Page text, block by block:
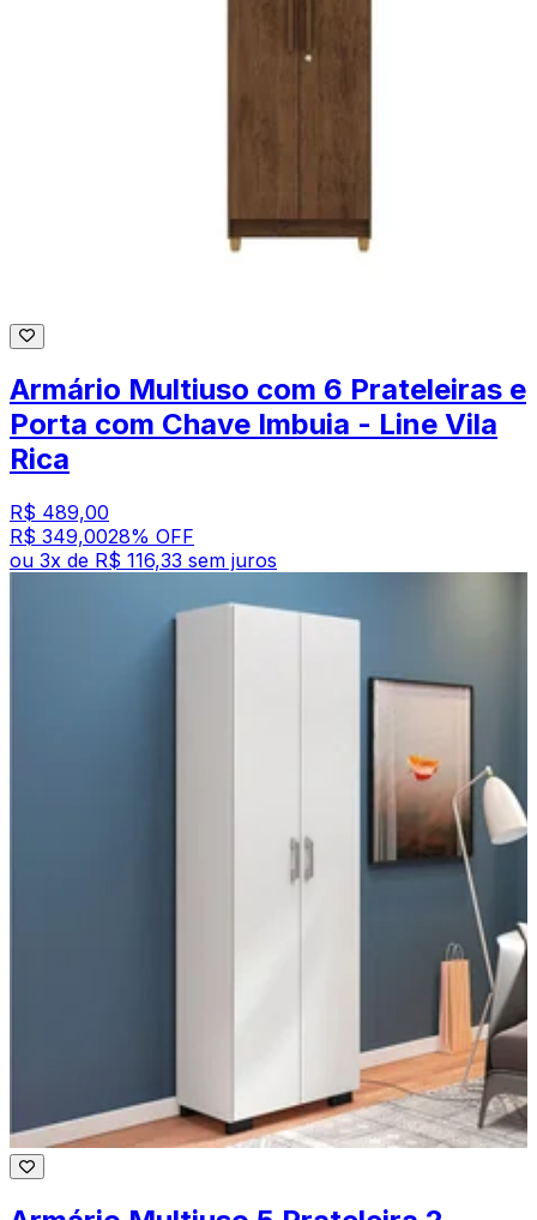
Armário Multiuso com 6 Prateleiras e
Porta com Chave Imbuia - Line Vila
Rica
R$ 489,00
R$ 349,0028% OFF
ou 3x de R$ 116,33 sem juros